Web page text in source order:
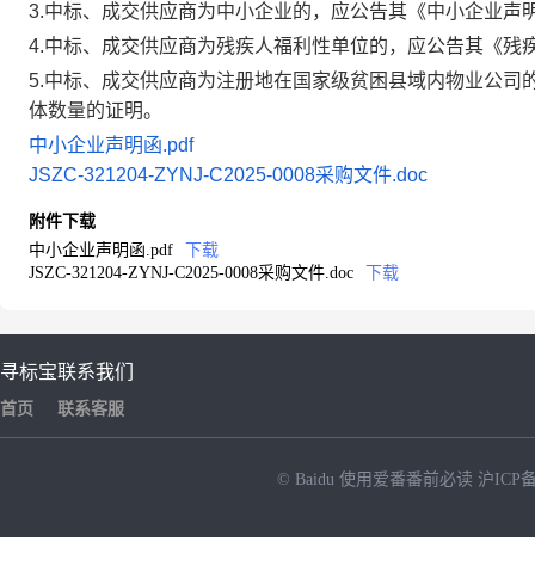
3.中标、成交供应商为中小企业的，应公告其《中小企业声
4.中标、成交供应商为残疾人福利性单位的，应公告其《残
5.中标、成交供应商为注册地在国家级贫困县域内物业公
体数量的证明。
中小企业声明函.pdf
JSZC-321204-ZYNJ-C2025-0008采购文件.doc
附件下载
中小企业声明函.pdf
下载
JSZC-321204-ZYNJ-C2025-0008采购文件.doc
下载
寻标宝
首页
联系我们
联系客服
© Baidu 使用爱番番前必读 沪ICP